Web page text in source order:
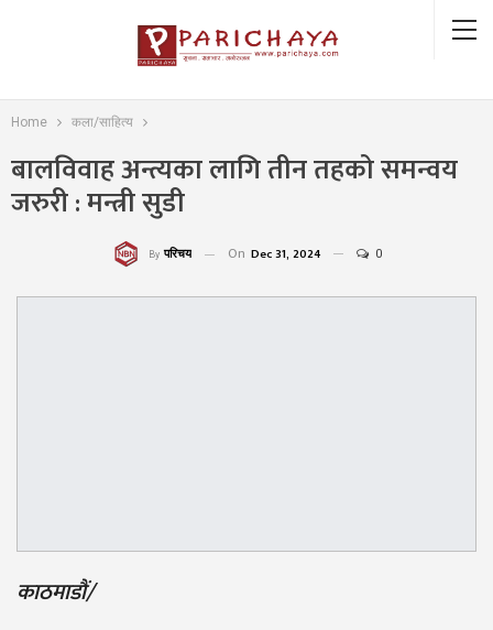
Home कला/साहित्य
बालविवाह अन्त्यका लागि तीन तहको समन्वय
जरुरी : मन्त्री सुडी
By परिचय On Dec 31, 2024 0
काठमाडौं/